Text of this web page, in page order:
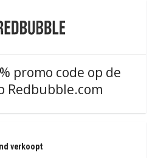
promo code op de
Redbubble.com
verkoopt